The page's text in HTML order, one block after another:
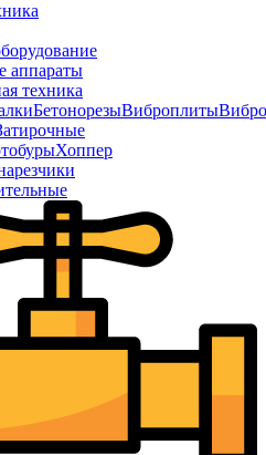
аппараты
техника
БетонорезыВиброплиты
Хоппер